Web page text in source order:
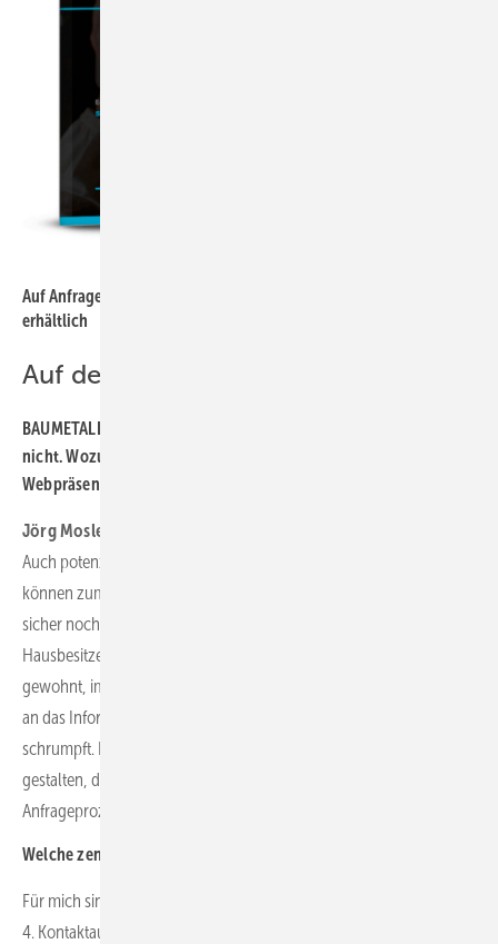
Auf Anfrage ist der umfangreiche Report direkt bei Jörg Mosler
erhältlich
Auf den Punkt gebracht
BAUMETALL: An Aufträgen mangelt es Handwerkern in der Regel
nicht. Wozu sollten sie also mehr Zeit und Geld in ihre
Webpräsenz stecken als unbedingt nötig?
Jörg Mosler:
Auch potenzielle Azubis machen sich im Internet schlau. Und die
können zum Beispiel mit Fachbegriffen wie Bitumenschweißbahn
sicher noch weniger anfangen als der durchschnittliche
Hausbesitzer. Außerdem sind nicht nur junge Leute inzwischen
gewohnt, im Internet schnell an Infos zu kommen. Die Ansprüche
an das Informationsangebot wachsen, die Geduldsspanne
schrumpft. Deshalb gilt: Alles so einfach, klar und strukturiert
gestalten, dass Interessenten sicher durch den Informations- und
Anfrageprozess geführt werden.
Welche zentralen Punkte sind dafür relevant?
Für mich sind das 1. Vertrauen, 2. Informationen, 3. Preise und
4. Kontaktaufnahme. Zuerst geht es um die freundliche und